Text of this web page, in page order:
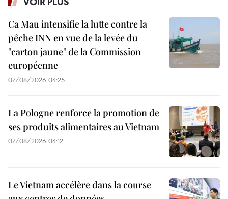
Ca Mau intensifie la lutte contre la
pêche INN en vue de la levée du
"carton jaune" de la Commission
européenne
07/08/2026 04:25
La Pologne renforce la promotion de
ses produits alimentaires au Vietnam
07/08/2026 04:12
Le Vietnam accélère dans la course